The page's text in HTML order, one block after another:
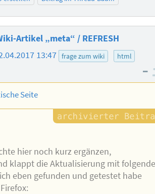
Artikel „meta“ / REFRESH
13:47 frage zum wiki html
–
Seite
hier noch kurz ergänzen,
klappt die Aktualisierung mit
eben gefunden und getestet habe